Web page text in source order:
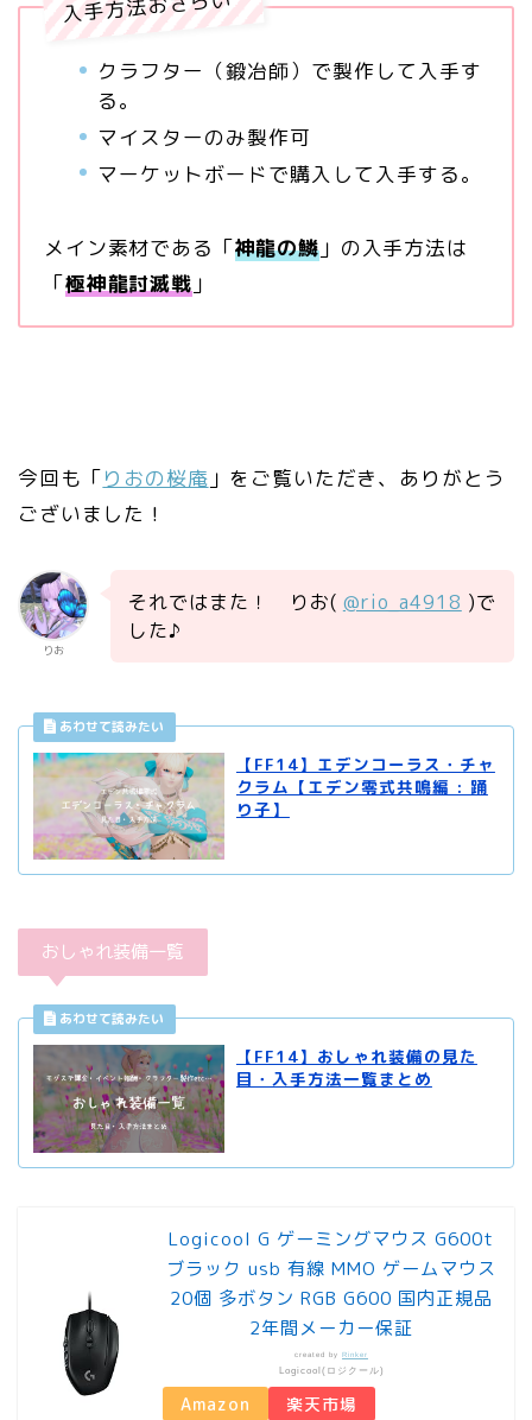
クラフター（鍛冶師）で製作して入手す
る。
マイスターのみ製作可
マーケットボードで購入して入手する。
メイン素材である「神龍の鱗」の入手方法は
「極神龍討滅戦 」
今回も「りおの桜庵 」をご覧いただき、ありがとう
ございました！
りお
それではまた！ りお( @rio_a4918 )で
した♪
【FF14】エデンコーラス・チャ
クラム【エデン零式共鳴編 : 踊
り子】
おしゃれ装備一覧
【FF14】おしゃれ装備の見た
目・入手方法一覧まとめ
Logicool G ゲーミングマウス G600t
ブラック usb 有線 MMO ゲームマウス
20個 多ボタン RGB G600 国内正規品
2年間メーカー保証
created by Rinker
Logicool(ロジクール)
Amazon 楽天市場